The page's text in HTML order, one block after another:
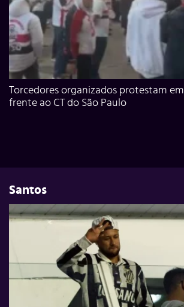
Torcedores organizados protestam em
frente ao CT do São Paulo
Santos